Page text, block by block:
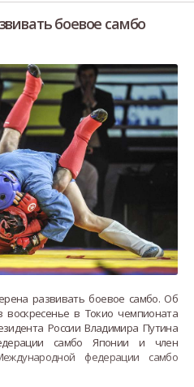
боевое самбо
развивать боевое самбо. Об
в Токио чемпионата
России Владимира Путина
самбо Японии и член
федерации самбо